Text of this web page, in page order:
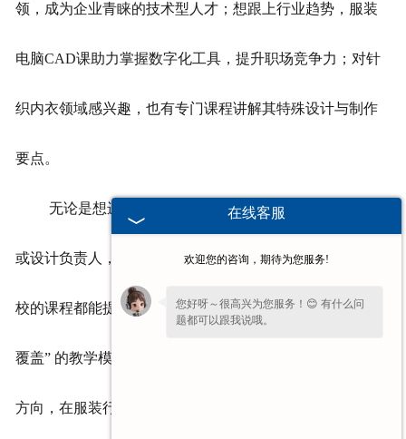
招聘信息
联系方式
领，成为企业青睐的技术型人才；想跟上行业趋势，服装
电脑CAD课助力掌握数字化工具，提升职场竞争力；对针
织内衣领域感兴趣，也有专门课程讲解其特殊设计与制作
要点。
无论是想进入企业从基层做起，逐步成长为生产主管
或设计负责人，还是计划未来开工作室做个性化定制，学
校的课程都能提供相应的知识储备。这种 “按需施教、全面
覆盖” 的教学模式，让学生能根据自身兴趣与职业规划选择
方向，在服装行业找到属于自己的发展路径。
在线客服
欢迎您的咨询，期待为您服务!
您好呀～很高兴为您服务！😊 有什么问
题都可以跟我说哦。